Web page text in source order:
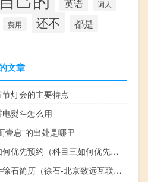
英语 词人
费用 还不 都是
文章
灯会的主要特点
熨斗怎么用
壹息”的出处是哪里
科目三如何优先预约（科目三如何优先预约?）
致远软件徐石简历（徐石-北京致远互联软件股份有限公司董事长兼总经理介绍）